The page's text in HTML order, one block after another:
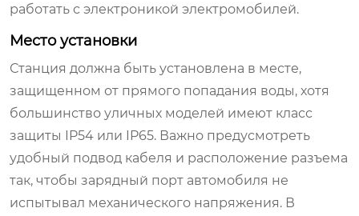
работать с электроникой электромобилей.
Место установки
Станция должна быть установлена в месте,
защищенном от прямого попадания воды, хотя
большинство уличных моделей имеют класс
защиты IP54 или IP65. Важно предусмотреть
удобный подвод кабеля и расположение разъема
так, чтобы зарядный порт автомобиля не
испытывал механического напряжения. В